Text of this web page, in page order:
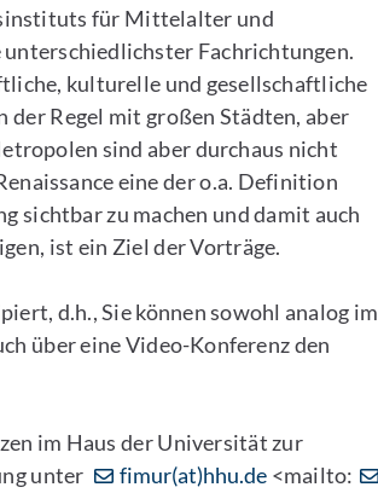
für Mittelalter und
unterschiedlichster Fachrichtungen.
kulturelle und gesellschaftliche
der Regel mit großen Städten, aber
sind aber durchaus nicht
eine der o.a. Definition
sichtbar zu machen und damit auch
ist ein Ziel der Vorträge.
d.h., Sie können sowohl analog im
über eine Video-Konferenz den
im Haus der Universität zur
unter
fimur(at)hhu.de <mailto: